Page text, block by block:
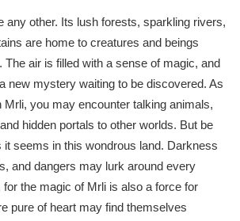
any other. Its lush forests, sparkling rivers,
are home to creatures and beings
The air is filled with a sense of magic, and
new mystery waiting to be discovered. As
Mrli, you may encounter talking animals,
hidden portals to other worlds. But be
it seems in this wondrous land. Darkness
and dangers may lurk around every
for the magic of Mrli is also a force for
pure of heart may find themselves